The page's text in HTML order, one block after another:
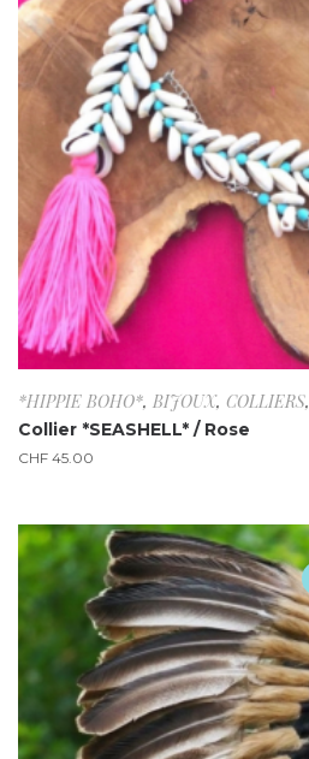
*HIPPIE BOHO*, BIJOUX, COLLIERS,
Collier *SEASHELL* / Rose
CHF 45.00